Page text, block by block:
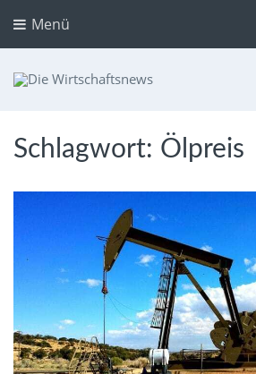
Menü
Schlagwort: Ölpreis